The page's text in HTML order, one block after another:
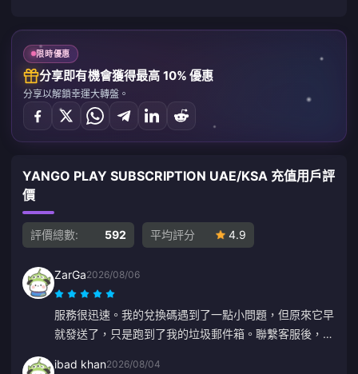
限時優惠
分享即有機會獲得最高 10% 優惠
分享以解鎖幸運大轉盤。
YANGO PLAY SUBSCRIPTION UAE/KSA 充值用戶評
價
評價總數: 592 平均評分 4.9
ZarGa2026/08/06
服務很迅速。我的兌換碼遇到了一點小問題，但原來它早
就發送了，只是跑到了我的垃圾郵件箱。聯繫客服後，在
ibad khan2026/08/04